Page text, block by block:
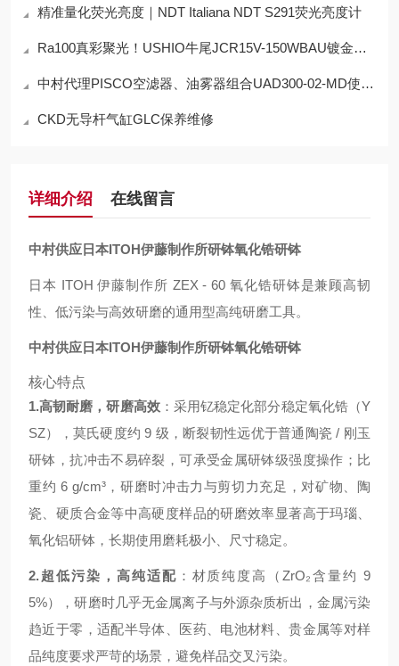
精准量化荧光亮度｜NDT Italiana NDT S291荧光亮度计
Ra100真彩聚光！USHIO牛尾JCR15V-150WBAU镀金卤素灯，适配Gao端精密场景
中村代理PISCO空滤器、油雾器组合UAD300-02-MD使用方法
CKD无导杆气缸GLC保养维修
详细介绍 在线留言
中村供应日本ITOH伊藤制作所研钵氧化锆研钵
日本 ITOH 伊藤制作所 ZEX - 60 氧化锆研钵是兼顾高韧
性、低污染与高效研磨的通用型高纯研磨工具。
中村供应日本ITOH伊藤制作所研钵氧化锆研钵
核心特点
1.高韧耐磨，研磨高效：采用钇稳定化部分稳定氧化锆（Y
SZ），莫氏硬度约 9 级，断裂韧性远优于普通陶瓷 / 刚玉
研钵，抗冲击不易碎裂，可承受金属研钵级强度操作；比
重约 6 g/cm³，研磨时冲击力与剪切力充足，对矿物、陶
瓷、硬质合金等中高硬度样品的研磨效率显著高于玛瑙、
氧化铝研钵，长期使用磨耗极小、尺寸稳定。
2.超低污染，高纯适配 ：材质纯度高（ZrO₂含量约 9
5%），研磨时几乎无金属离子与外源杂质析出，金属污染
趋近于零，适配半导体、医药、电池材料、贵金属等对样
品纯度要求严苛的场景，避免样品交叉污染。